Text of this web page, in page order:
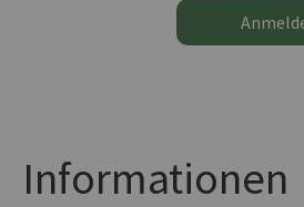
Informationen